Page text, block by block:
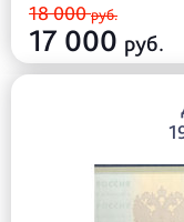
18 000руб.
17 000 руб.